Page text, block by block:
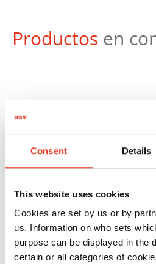
Consent Details
This website uses cookies
Cookies are set by us or by
us. Information on who sets
purpose can be displayed in the
certain or all categories of
Productos en
N.º
artículo:
SECURIO
B34 - 1,9 x
15 mm